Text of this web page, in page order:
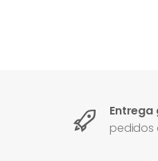
pedidos